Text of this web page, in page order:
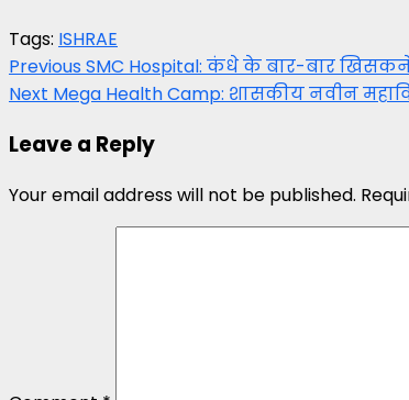
Tags: ISHRAE
Post
navigation
PreviousSMC Hospital: कंधे के बार-बार
Next Mega Health Camp: शासकीय नवीन
Leave a Reply
Your email address will not be published.